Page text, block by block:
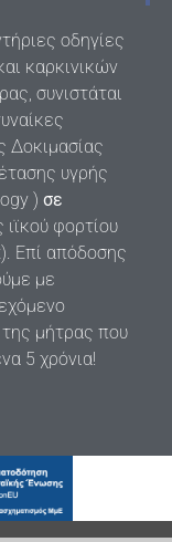
οδηγίες
καρκινικών
συνιστάται
Δοκιμασίας
υγρής
) σε
φορτίου
Επί απόδοσης
με
μήτρας που
5 χρόνια!